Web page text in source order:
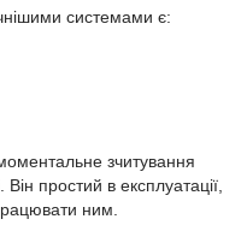
системами є:
зчитування
простий в експлуатації,
ним.